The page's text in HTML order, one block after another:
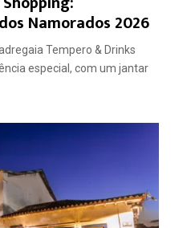
Namorados 2026
Tempero & Drinks
especial, com um jantar